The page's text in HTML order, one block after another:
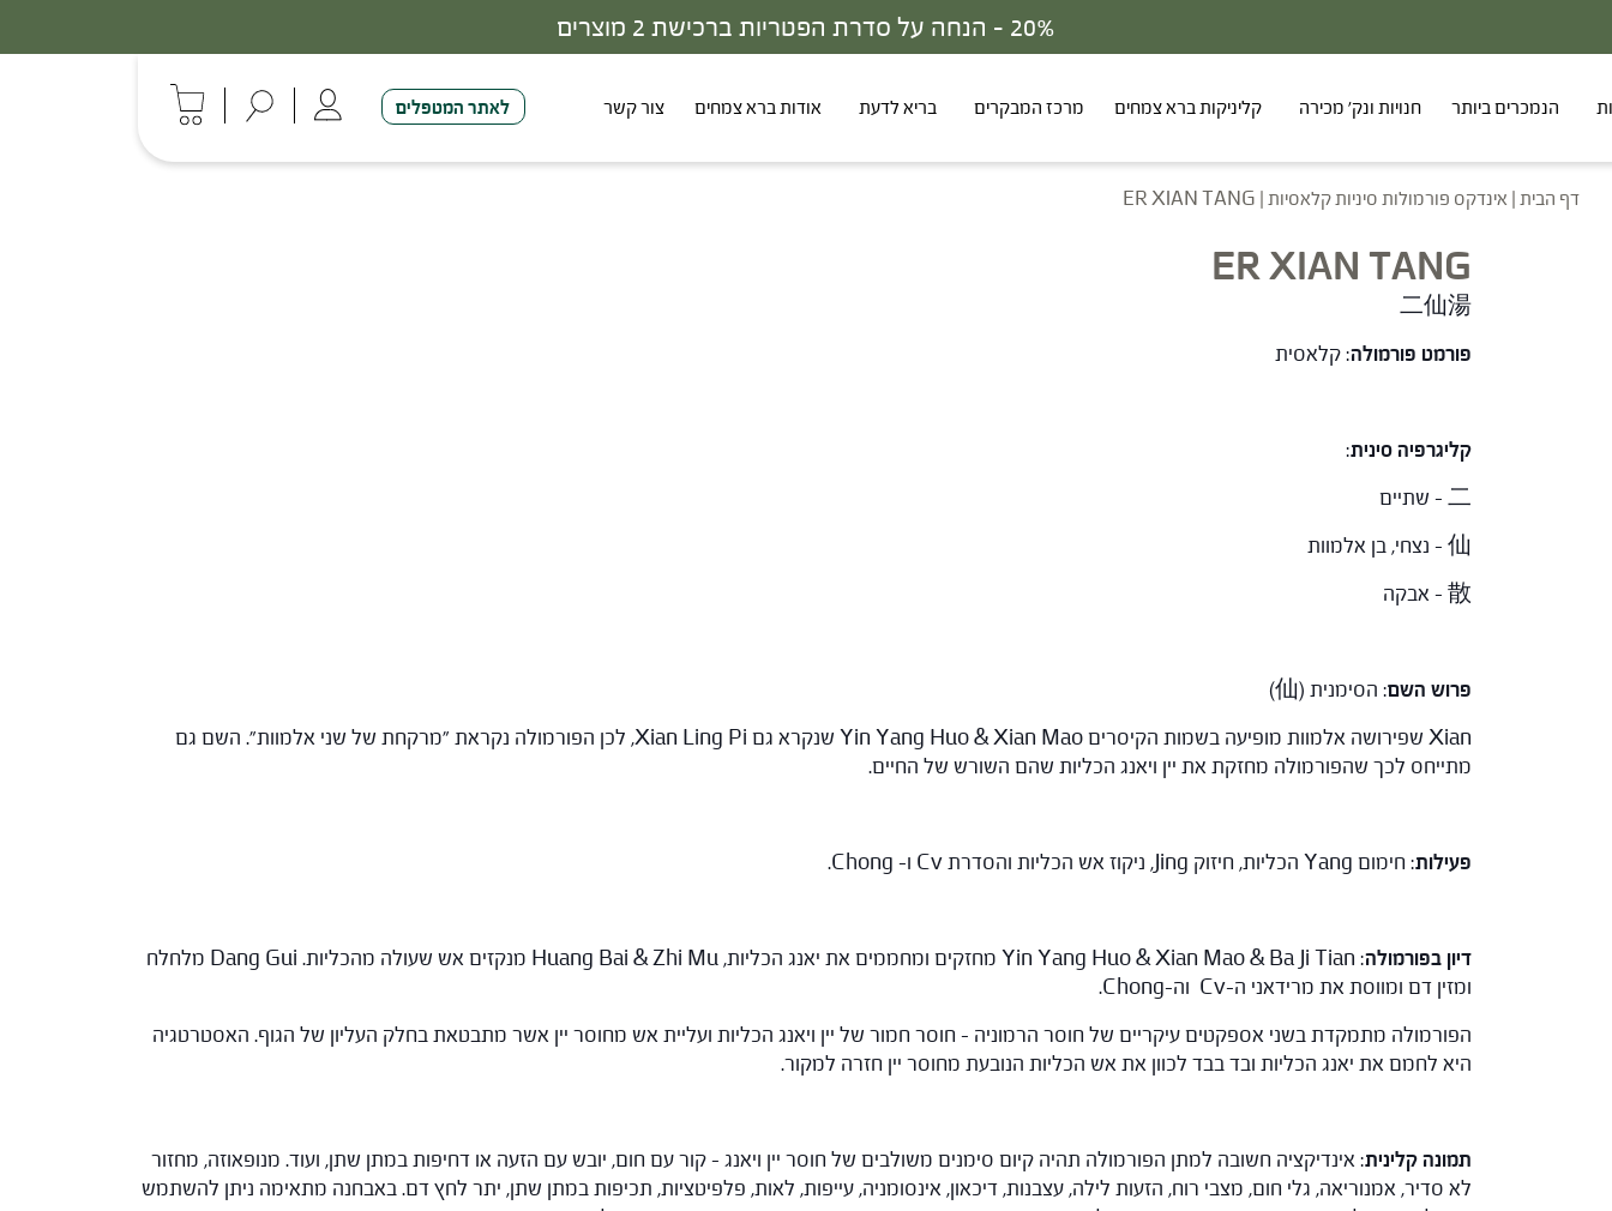
30% - הנחה על סדרת הפטריות ברכישת 3 מוצרים
הנמכרים ביותר חנויות ונק' מכירה קליניקות ברא צמחים מרכז המבקרים בריא לדעת אודות ברא צמחים צור קשר לאתר המטפלים
דף הבית | אינדקס פורמולות סיניות קלאסיות |
ER XIAN TANG
ER XIAN TANG
二仙湯
פורמט פורמולה: קלאסית
קליגרפיה סינית:
二 – שתיים
仙 – נצחי, בן אלמוות
散 – אבקה
פרוש השם: הסימנית (仙)
Xian שפירושה אלמוות מופיעה בשמות הקיסרים Yin Yang Huo & Xian Mao שנקרא גם Xian Ling Pi, לכן הפורמולה נקראת "מרקחת של שני אלמוות". השם גם
מתייחס לכך שהפורמולה מחזקת את יין ויאנג הכליות שהם השורש של החיים.
פעילות: חימום Yang הכליות, חיזוק Jing, ניקוז אש הכליות והסדרת Cv ו- Chong.
דיון בפורמולה
: Yin Yang Huo & Xian Mao & Ba Ji Tian מחזקים ומחממים את יאנג הכליות, Huang Bai & Zhi Mu מנקזים אש שעולה מהכליות. Dang Gui מלחלח
ומזין דם ומווסת את מרידאני ה-Cv וה-Chong.
הפורמולה מתמקדת בשני אספקטים עיקריים של חוסר הרמוניה – חוסר חמור של יין ויאנג הכליות ועליית אש מחוסר יין אשר מתבטאת בחלק העליון של הגוף. האסטרטגיה
היא לחמם את יאנג הכליות ובד בבד לכוון את אש הכליות הנובעת מחוסר יין חזרה למקור.
תמונה קלינית: אינדיקציה חשובה למתן הפורמולה תהיה קיום סימנים משולבים של חוסר יין ויאנג – קור עם חום, יובש עם הזעה או דחיפות במתן שתן, ועוד. מנופאוזה, מחזור
לא סדיר, אמנוריאה, גלי חום, מצבי רוח, הזעות לילה, עצבנות, דיכאון, אינסומניה, עייפות, לאות, פלפיטציות, תכיפות במתן שתן, יתר לחץ דם. באבחנה מתאימה ניתן להשתמש